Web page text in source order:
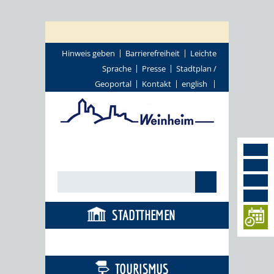
Hinweis geben Barrierefreiheit
Leichte
Sprache
Presse
Stadtplan /
Geoportal
Kontakt english
STADTTHEMEN
TOURISMUS